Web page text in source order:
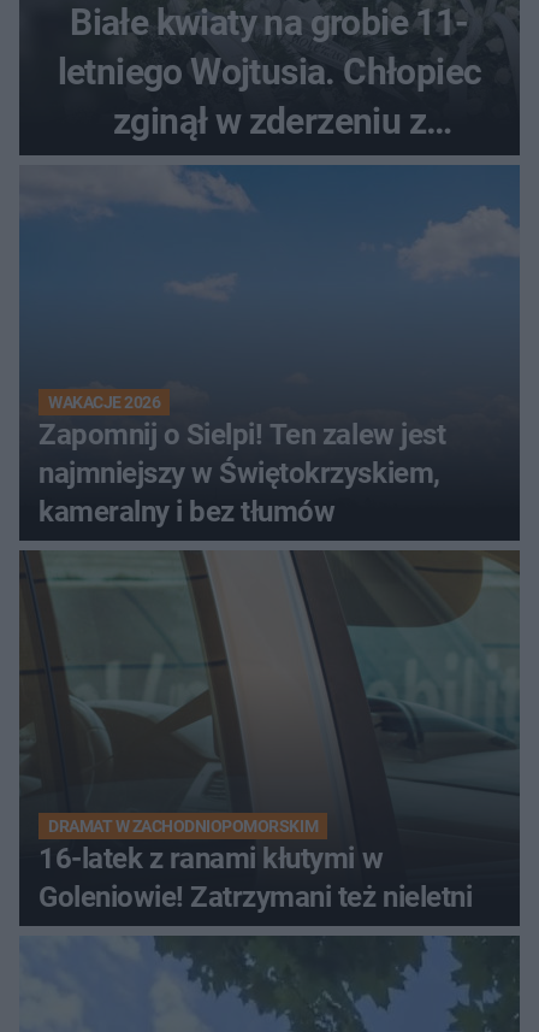
Białe kwiaty na grobie 11-
letniego Wojtusia. Chłopiec
zginął w zderzeniu z
kombajnem
WAKACJE 2026
Zapomnij o Sielpi! Ten zalew jest
najmniejszy w Świętokrzyskiem,
kameralny i bez tłumów
DRAMAT W ZACHODNIOPOMORSKIM
16-latek z ranami kłutymi w
Goleniowie! Zatrzymani też nieletni